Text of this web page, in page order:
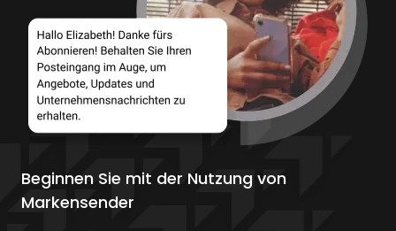
Beginnen Sie mit der Nutzung von
Markensender